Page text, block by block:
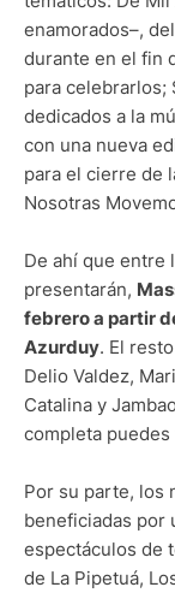
enamorados–,
durante en el fin
para celebrarlos;
dedicados a la
con una nueva
para el cierre de
Nosotras
De ahí que entre
presentarán,
febrero a partir
Azurduy. El
Delio Valdez,
Catalina y
completa
Por su parte, los
beneficiadas por
espectáculos de
de La Pipetuá,